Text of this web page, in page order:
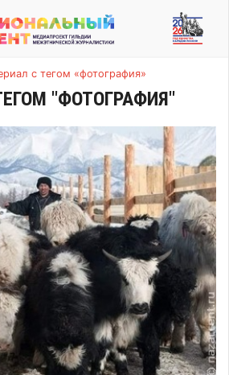
с тегом «фотография»
"ФОТОГРАФИЯ"